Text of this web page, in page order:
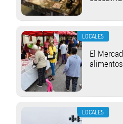
LOCALES
El
LOCALES